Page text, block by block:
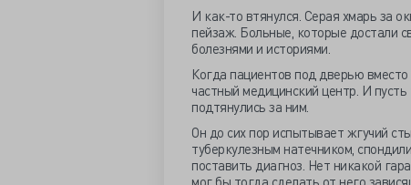
И как-то втянулся. Серая хмарь за
пейзаж. Больные, которые достали
болезнями и историями.
Когда пациентов под дверью
частный медицинский центр. И
подтянулись за ним.
Он до сих пор испытывает жгучий
туберкулезным натечником,
поставить диагноз. Нет никакой
мог бы тогда сделать от него